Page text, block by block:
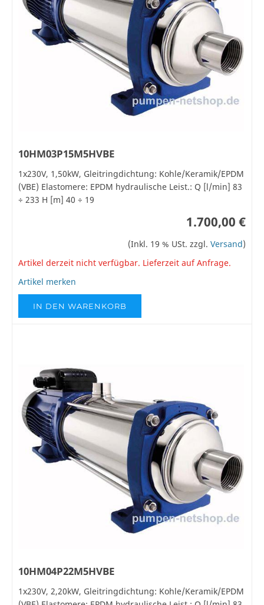
10HM03P15M5HVBE
1x230V, 1,50kW, Gleitringdichtung: Kohle/Keramik/EPDM
(VBE) Elastomere: EPDM hydraulische Leist.: Q [l/min] 83
÷ 233 H [m] 40 ÷ 19
1.700,00 €
(Inkl. 19 % USt. zzgl. Versand)
Artikel derzeit nicht verfügbar. Lieferzeit auf Anfrage.
Artikel merken
IN DEN WARENKORB
10HM04P22M5HVBE
1x230V, 2,20kW, Gleitringdichtung: Kohle/Keramik/EPDM